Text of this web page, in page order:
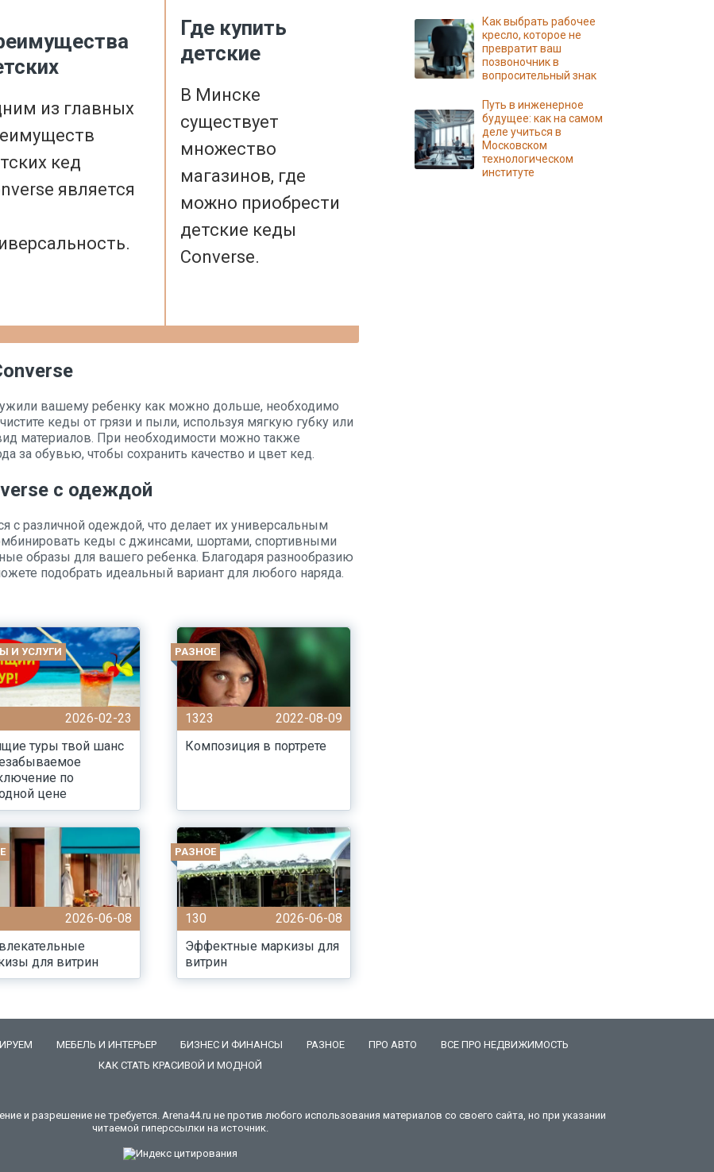
из главных
кед
является
Где купить
детские
В Минске
существует
множество
магазинов, где
можно приобрести
детские кеды
Converse.
вашему ребенку как можно дольше, необходимо
кеды от грязи и пыли, используя мягкую губку или
материалов. При необходимости можно также
за обувью, чтобы сохранить качество и цвет кед.
с одеждой
с различной одеждой, что делает их универсальным
кеды с джинсами, шортами, спортивными
образы для вашего ребенка. Благодаря разнообразию
подобрать идеальный вариант для любого наряда.
И УСЛУГИ
2026-02-23
туры твой шанс
по
цене
РАЗНОЕ
1323
2022-08-09
Композиция в портрете
2026-06-08
для витрин
РАЗНОЕ
130
2026-06-08
Эффектные маркизы для
витрин
Как выбрать рабочее
кресло, которое не
превратит ваш
позвоночник в
вопросительный знак
Путь в инженерное
будущее: как на самом
деле учиться в
Московском
технологическом
институте
МЕБЕЛЬ И ИНТЕРЬЕР БИЗНЕС И ФИНАНСЫ РАЗНОЕ ПРО АВТО
ВСЕ ПРО НЕДВИЖИМОСТЬ
КАК СТАТЬ КРАСИВОЙ И МОДНОЙ
и разрешение не требуется. Arena44.ru не против любого использования материалов со своего сайта, но при указании
читаемой гиперссылки на источник.